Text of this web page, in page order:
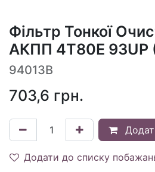
Фільтр Тонкої
АКПП 4T80E 93UP
94013B
703,6 грн.
Додати до списку